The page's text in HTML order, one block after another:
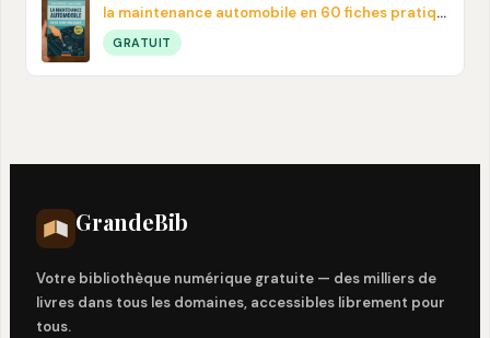
la maintenance automobile en 60 fiches pratiques en PDF
GRATUIT
GrandeBib
Votre bibliothèque numérique gratuite — des milliers de
livres dans tous les domaines, accessibles librement pour
tous.